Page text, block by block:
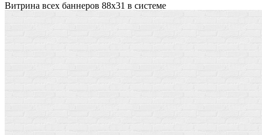
Витрина всех баннеров 88x31 в системе